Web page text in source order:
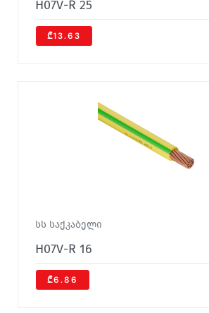
H07V-R 25
₾13.63
სს საქკაბელი
H07V-R 16
₾6.86